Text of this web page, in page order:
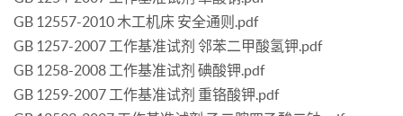
GB 12557-2010 木工机床 安全通则.pdf
GB 1257-2007 工作基准试剂 邻苯二甲酸氢钾.pdf
GB 1258-2008 工作基准试剂 碘酸钾.pdf
GB 1259-2007 工作基准试剂 重铬酸钾.pdf